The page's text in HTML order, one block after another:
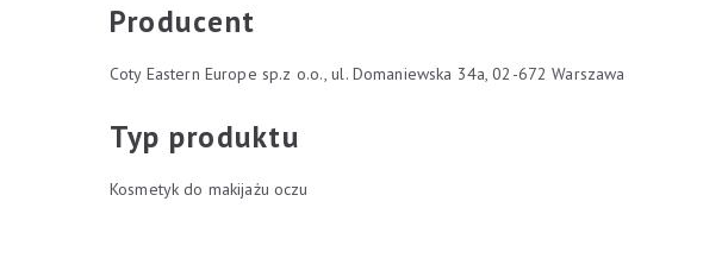
Producent
Coty Eastern Europe sp.z o.o., ul. Domaniewska 34a, 02-672 Warszawa
Typ produktu
Kosmetyk do makijażu oczu